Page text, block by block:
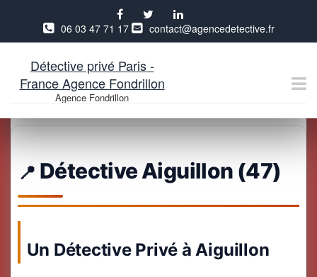
Aller
contenu
06 03 47 71 17 contact@agencedetective.fr
Détective privé Paris -
France Agence Fondrillon
Agence Fondrillon
Détective Aiguillon (47)
Un Détective Privé à Aiguillon